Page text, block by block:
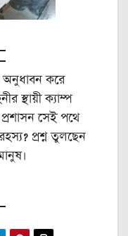
অনুধাবন করে
স্থায়ী ক্যাম্প
সেই পথে
প্রশ্ন তুলছেন